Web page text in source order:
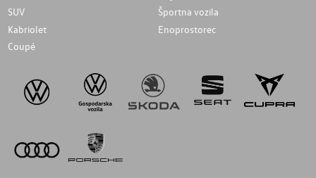
SUV
Športna vozila
Kabriolet
Enoprostorec
Coupé